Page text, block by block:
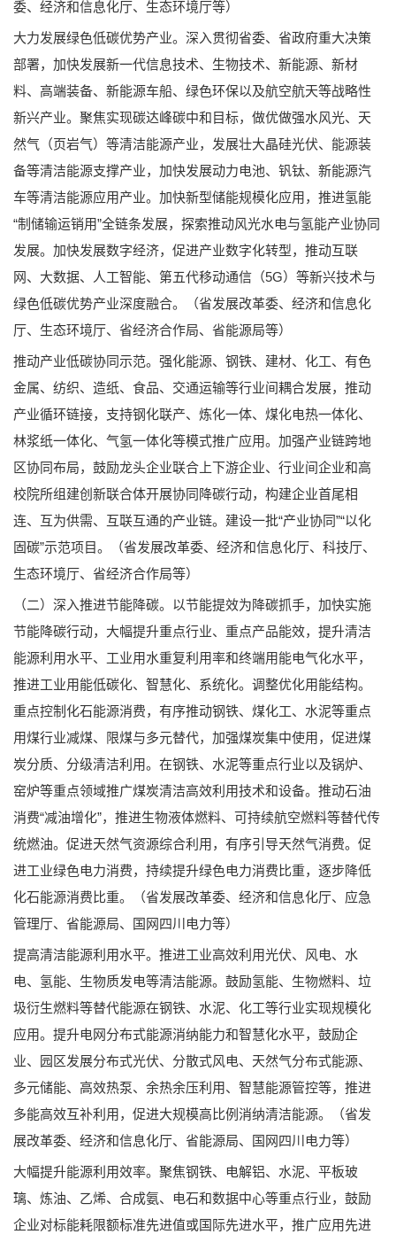
委、经济和信息化厅、生态环境厅等）
大力发展绿色低碳优势产业。深入贯彻省委、省政府重大决策
部署，加快发展新一代信息技术、生物技术、新能源、新材
料、高端装备、新能源车船、绿色环保以及航空航天等战略性
新兴产业。聚焦实现碳达峰碳中和目标，做优做强水风光、天
然气（页岩气）等清洁能源产业，发展壮大晶硅光伏、能源装
备等清洁能源支撑产业，加快发展动力电池、钒钛、新能源汽
车等清洁能源应用产业。加快新型储能规模化应用，推进氢能
“制储输运销用”全链条发展，探索推动风光水电与氢能产业协同
发展。加快发展数字经济，促进产业数字化转型，推动互联
网、大数据、人工智能、第五代移动通信（5G）等新兴技术与
绿色低碳优势产业深度融合。（省发展改革委、经济和信息化
厅、生态环境厅、省经济合作局、省能源局等）
推动产业低碳协同示范。强化能源、钢铁、建材、化工、有色
金属、纺织、造纸、食品、交通运输等行业间耦合发展，推动
产业循环链接，支持钢化联产、炼化一体、煤化电热一体化、
林浆纸一体化、气氢一体化等模式推广应用。加强产业链跨地
区协同布局，鼓励龙头企业联合上下游企业、行业间企业和高
校院所组建创新联合体开展协同降碳行动，构建企业首尾相
连、互为供需、互联互通的产业链。建设一批“产业协同”“以化
固碳”示范项目。（省发展改革委、经济和信息化厅、科技厅、
生态环境厅、省经济合作局等）
（二）深入推进节能降碳。以节能提效为降碳抓手，加快实施
节能降碳行动，大幅提升重点行业、重点产品能效，提升清洁
能源利用水平、工业用水重复利用率和终端用能电气化水平，
推进工业用能低碳化、智慧化、系统化。调整优化用能结构。
重点控制化石能源消费，有序推动钢铁、煤化工、水泥等重点
用煤行业减煤、限煤与多元替代，加强煤炭集中使用，促进煤
炭分质、分级清洁利用。在钢铁、水泥等重点行业以及锅炉、
窑炉等重点领域推广煤炭清洁高效利用技术和设备。推动石油
消费“减油增化”，推进生物液体燃料、可持续航空燃料等替代传
统燃油。促进天然气资源综合利用，有序引导天然气消费。促
进工业绿色电力消费，持续提升绿色电力消费比重，逐步降低
化石能源消费比重。（省发展改革委、经济和信息化厅、应急
管理厅、省能源局、国网四川电力等）
提高清洁能源利用水平。推进工业高效利用光伏、风电、水
电、氢能、生物质发电等清洁能源。鼓励氢能、生物燃料、垃
圾衍生燃料等替代能源在钢铁、水泥、化工等行业实现规模化
应用。提升电网分布式能源消纳能力和智慧化水平，鼓励企
业、园区发展分布式光伏、分散式风电、天然气分布式能源、
多元储能、高效热泵、余热余压利用、智慧能源管控等，推进
多能高效互补利用，促进大规模高比例消纳清洁能源。（省发
展改革委、经济和信息化厅、省能源局、国网四川电力等）
大幅提升能源利用效率。聚焦钢铁、电解铝、水泥、平板玻
璃、炼油、乙烯、合成氨、电石和数据中心等重点行业，鼓励
企业对标能耗限额标准先进值或国际先进水平，推广应用先进